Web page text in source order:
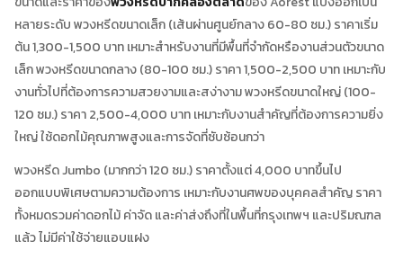
หลายระดับ พวงหรีดขนาดเล็ก (เส้นผ่านศูนย์กลาง 60-80 ซม.) ราคาเริ่ม
ต้น 1,300-1,500 บาท เหมาะสำหรับงานที่มีพื้นที่จำกัดหรืองานส่วนตัวขนาด
เล็ก พวงหรีดขนาดกลาง (80-100 ซม.) ราคา 1,500-2,500 บาท เหมาะกับ
งานทั่วไปที่ต้องการความสวยงามและสง่างาม พวงหรีดขนาดใหญ่ (100-
120 ซม.) ราคา 2,500-4,000 บาท เหมาะกับงานสำคัญที่ต้องการความยิ่ง
ใหญ่ ใช้ดอกไม้คุณภาพสูงและการจัดที่ซับซ้อนกว่า
พวงหรีด Jumbo (มากกว่า 120 ซม.) ราคาตั้งแต่ 4,000 บาทขึ้นไป
ออกแบบพิเศษตามความต้องการ เหมาะกับงานศพของบุคคลสำคัญ ราคา
ทั้งหมดรวมค่าดอกไม้ ค่าจัด และค่าส่งถึงที่ในพื้นที่กรุงเทพฯ และปริมณฑล
แล้ว ไม่มีค่าใช้จ่ายแอบแฝง